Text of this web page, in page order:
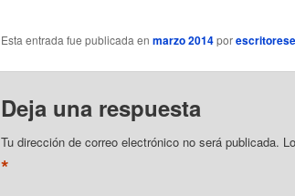
Esta entrada fue publicada en marzo 2014por
Deja una respuesta
Tu dirección de correo electrónico no será publicada.
*